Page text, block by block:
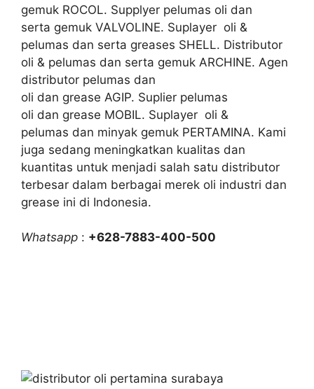
gemuk ROCOL. Supplyer pelumas oli dan
serta gemuk VALVOLINE. Suplayer oli &
pelumas dan serta greases SHELL. Distributor
oli & pelumas dan serta gemuk ARCHINE. Agen
distributor pelumas dan
oli dan grease AGIP. Suplier pelumas
oli dan grease MOBIL. Suplayer oli &
pelumas dan minyak gemuk PERTAMINA. Kami
juga sedang meningkatkan kualitas dan
kuantitas untuk menjadi salah satu distributor
terbesar dalam berbagai merek oli industri dan
grease ini di Indonesia.
Whatsapp : +628-7883-400-500